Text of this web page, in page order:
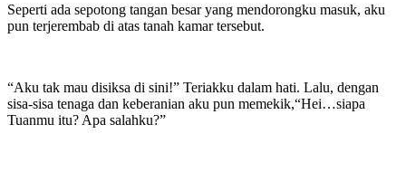
Seperti ada sepotong tangan besar yang mendorongku masuk, aku
pun terjerembab di atas tanah kamar tersebut.
“Aku tak mau disiksa di sini!” Teriakku dalam hati. Lalu, dengan
sisa-sisa tenaga dan keberanian aku pun memekik,“Hei…siapa
Tuanmu itu? Apa salahku?”